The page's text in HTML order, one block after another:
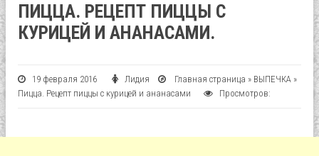
ПИЦЦА. РЕЦЕПТ ПИЦЦЫ С
КУРИЦЕЙ И АНАНАСАМИ.
19 февраля 2016 Лидия Главная страница » ВЫПЕЧКА »
Пицца. Рецепт пиццы с курицей и ананасами
Просмотров: